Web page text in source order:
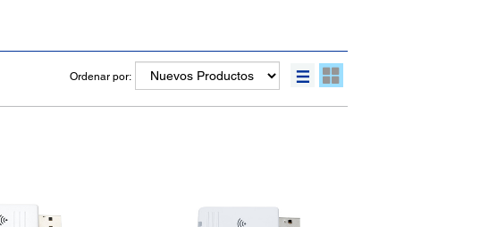
Ordenar por: